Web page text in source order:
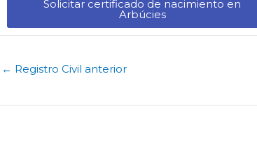
Solicitar certificado de nacimiento en
Arbúcies​
← Registro Civil anterior